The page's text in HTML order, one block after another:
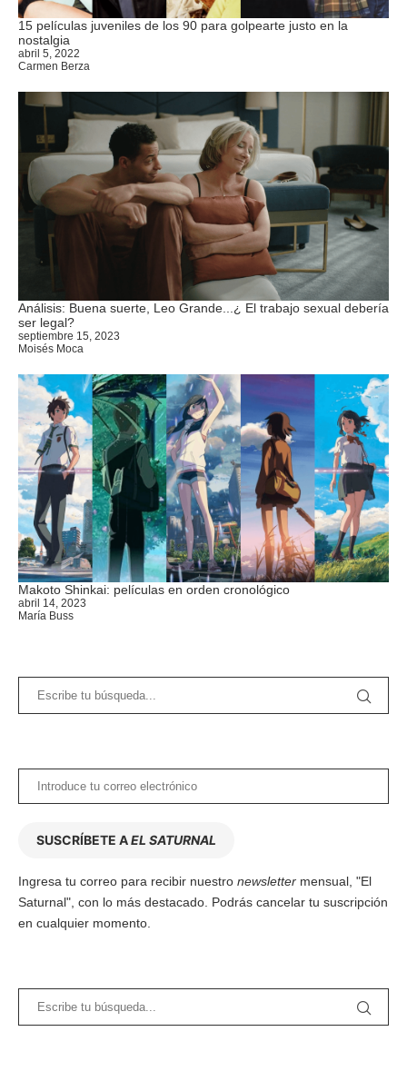
15 películas juveniles de los 90 para golpearte justo en la
nostalgia
abril 5, 2022
Carmen Berza
Análisis: Buena suerte, Leo Grande...¿ El trabajo sexual debería
ser legal?
septiembre 15, 2023
Moisés Moca
Makoto Shinkai: películas en orden cronológico
abril 14, 2023
María Buss
SUSCRÍBETE AEL SATURNAL
Ingresa tu correo para recibir nuestro newsletter mensual, "El
Saturnal", con lo más destacado. Podrás cancelar tu suscripción
en cualquier momento.